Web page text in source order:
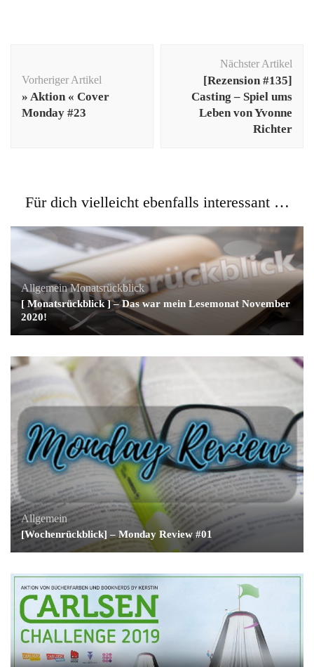
Vorheriger Artikel
» Aktion « Cover
Monday #23
Nächster Artikel
[Rezension #135]
Casting – Spiel ums
Leben von Yvonne
Richter
Für dich vielleicht ebenfalls interessant …
Allgemein Monatsrückblick
[ Monatsrückblick ] – Das war mein Lesemonat November
2020!
Allgemein
[Wochenrückblick] – Monday Review #01